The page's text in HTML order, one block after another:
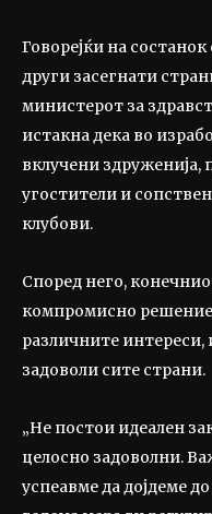
Говорејќи на
други засегнати
министерот за
истакна дека во
вклучени здруженија,
угостители и
клубови.
Според него,
компромисно
различните интереси,
задоволи сите страни.
„Не постои идеален
целосно задоволни.
успеавме да дојдеме